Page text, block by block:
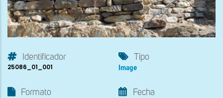
Identificador
25086_01_001
Tipo
Image
Formato Fecha